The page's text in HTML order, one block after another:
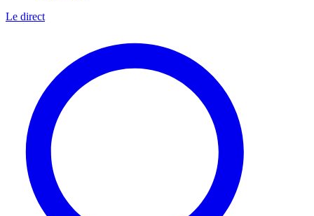
Le direct